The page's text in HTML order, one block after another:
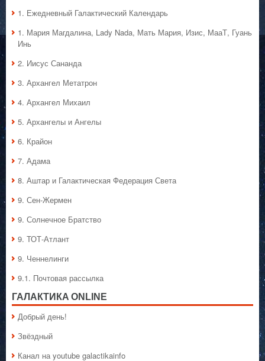
1. Ежедневный Галактический Календарь
1. Мария Магдалина, Lady Nada, Мать Мария, Изис, МааТ, Гуань
Инь
2. Иисус Сананда
3. Архангел Метатрон
4. Архангел Михаил
5. Архангелы и Ангелы
6. Крайон
7. Адама
8. Аштар и Галактическая Федерация Света
9. Сен-Жермен
9. Солнечное Братство
9. ТОТ-Атлант
9. Ченнелинги
9.1. Почтовая рассылка
ГАЛАКТИКA ONLINE
Добрый день!
Звёздный
Канал на youtube galactikainfo